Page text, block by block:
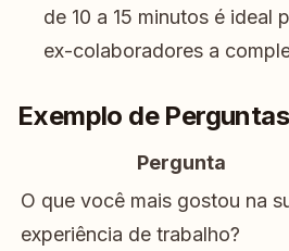
de 10 a 15 minutos é ideal
ex-colaboradores a
Exemplo de Perguntas
Pergunta
O que você mais gostou na
experiência de trabalho?